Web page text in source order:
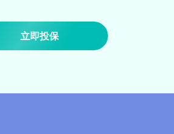
立即投保